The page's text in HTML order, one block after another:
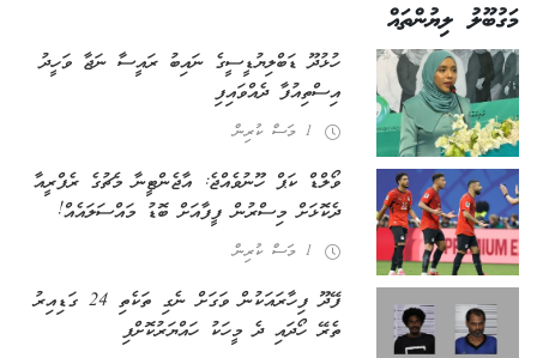
މަގުބޫލު ލިޔުންތައް
ހުޅުދޫ ޑަބްލިޔުޑީސީގެ ނައިބު ރައީސާ ނަޖާ ވަހީދު
އިސްތިއުފާ ދެއްވައިފި
1 މަސް ކުރިން
ވޯލްޑް ކަޕް ހޫނުވެއްޖެ: އާޖެންޓީނާ މެޗުގެ ރެފްރީއާ
ދެކޮޅަށް މިސްރުން ފީފާއަށް ބޮޑު މައްސަލައެއް!
1 މަސް ކުރިން
ފޭދޫ ފިހާރައަކުން ވަގަށް ނެގި ތަކެތި 24 ގަޑިއިރު
ތެރޭ ހޯދައި ދެ މީހަކު ހައްޔަރުކޮށްފި